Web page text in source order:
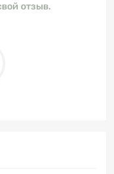
отзыв.